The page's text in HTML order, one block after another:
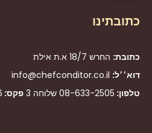
כתובתינו
כתובת: החרש 18/7 א.ת אילת
דוא׳׳ל: info@chefconditor.co.il
טלפון: 08-633-2505 שלוחה 3 פקס: